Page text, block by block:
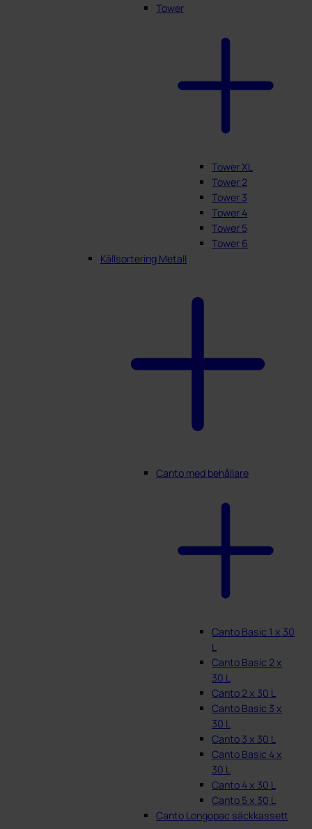
Tower
Tower XL
Tower 2
Tower 3
Tower 4
Tower 5
Tower 6
Källsortering Metall
Canto med behållare
Canto Basic 1 x 30
L
Canto Basic 2 x
30 L
Canto 2 x 30 L
Canto Basic 3 x
30 L
Canto 3 x 30 L
Canto Basic 4 x
30 L
Canto 4 x 30 L
Canto 5 x 30 L
Canto Longopac säckkassett